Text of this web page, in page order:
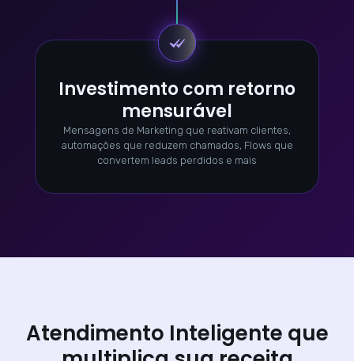
Investimento com retorno
mensurável
Mensagens de Marketing que reativam clientes,
automações que reduzem chamados, Flows que
convertem leads perdidos e mais
Atendimento Inteligente que